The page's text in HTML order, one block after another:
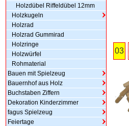
Holzdübel Riffeldübel 12mm
Holzkugeln
Holzrad
Holzrad Gummirad
Holzringe
Holzwürfel
Rohmaterial
Bauen mit Spielzeug
Bauernhof aus Holz
Buchstaben Ziffern
Dekoration Kinderzimmer
fagus Spielzeug
Feiertage
03